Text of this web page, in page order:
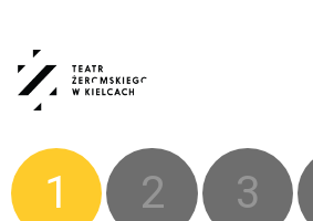
0,00
1 2 3